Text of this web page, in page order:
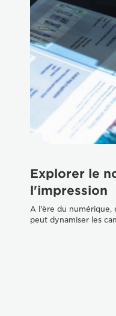
Explorer le
l'impression
A l'ère du numérique,
peut dynamiser les